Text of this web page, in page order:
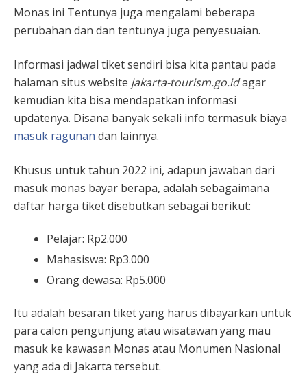
Monas ini Tentunya juga mengalami beberapa
perubahan dan dan tentunya juga penyesuaian.
Informasi jadwal tiket sendiri bisa kita pantau pada
halaman situs website jakarta-tourism.go.idagar
kemudian kita bisa mendapatkan informasi
updatenya. Disana banyak sekali info termasuk biaya
masuk ragunan dan lainnya.
Khusus untuk tahun 2022 ini, adapun jawaban dari
masuk monas bayar berapa, adalah sebagaimana
daftar harga tiket disebutkan sebagai berikut:
Pelajar: Rp2.000
Mahasiswa: Rp3.000
Orang dewasa: Rp5.000
Itu adalah besaran tiket yang harus dibayarkan untuk
para calon pengunjung atau wisatawan yang mau
masuk ke kawasan Monas atau Monumen Nasional
yang ada di Jakarta tersebut.